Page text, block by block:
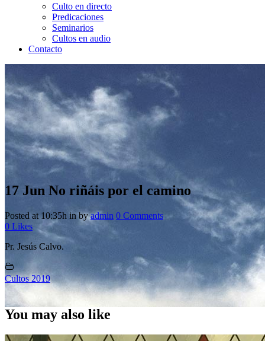
Culto en directo
Predicaciones
Seminarios
Cultos en audio
Contacto
17 Jun No riñáis por el camino
Posted at 10:35h in byadmin 0 Comments
0 Likes
Pr. Jesús Calvo.
Cultos 2019
You may also like